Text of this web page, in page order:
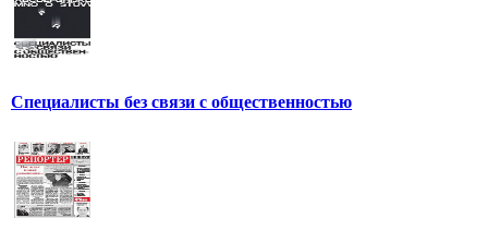
Специалисты без связи с общественностью